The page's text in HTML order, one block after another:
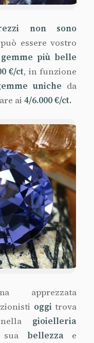
non sono
essere vostro
gemme più belle
€/ct, in funzione
uniche da
ai 4/6.000 €/ct.
apprezzata
oggitrova
gioielleria
bellezzae